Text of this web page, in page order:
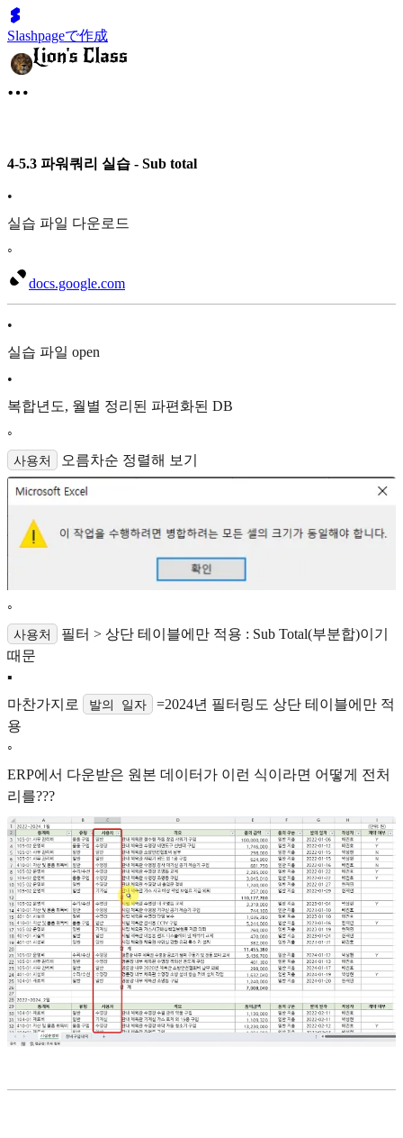
Slashpageで作成
4-5.3 파워쿼리 실습 - Sub total
•
실습 파일 다운로드
◦
docs.google.com
•
실습 파일 open
•
복합년도, 월별 정리된 파편화된 DB
◦
사용처 오름차순 정렬해 보기
◦
사용처
필터 > 상단 테이블에만 적용 : Sub Total(부분합)이기
때문
▪
마찬가지로
발의 일자
=2024년 필터링도 상단 테이블에만 적
용
◦
ERP에서 다운받은 원본 데이터가 이런 식이라면 어떻게 전처
리를???